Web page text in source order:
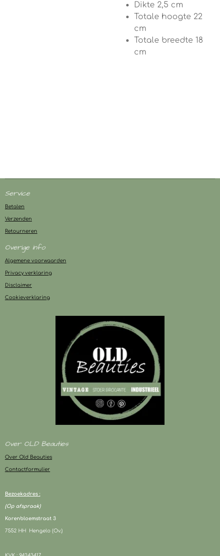
Dikte 2,5 cm
Totale hoogte 22
cm
Totale breedte 18
cm
Service
Betalen
Verzenden
Retourneren
Overige info
Algemene voorwaarden
Privacy verklaring
Disclaimer
Cookieverklaring
Over OLD Beauties
Over Old Beauties
Contactformulier
Bezoekadres :
(Op afspraak)
Korenbloemstraat 3
7552 HH Hengelo (Ov.)